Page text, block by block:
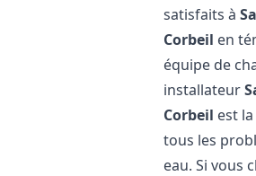
satisfaits à
Corbeil en
équipe de
installateur
Corbeil est
tous les
eau. Si vous